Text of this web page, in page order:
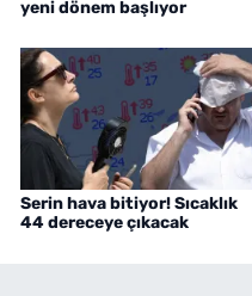
yeni dönem başlıyor
Serin hava bitiyor! Sıcaklık
44 dereceye çıkacak